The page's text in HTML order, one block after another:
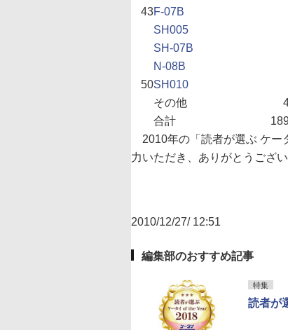
43F-07B
SH005
SH-07B
N-08B
50SH010
その他
合計
2010年の「読者が選ぶ ケー
力いただき、ありがとうござい
2010/12/27/ 12:51
編集部のおすすめ記事
特集
読者が